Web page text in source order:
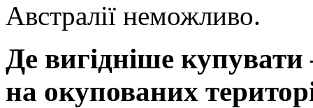
Австралії неможливо.
Де вигідніше
на окупованих